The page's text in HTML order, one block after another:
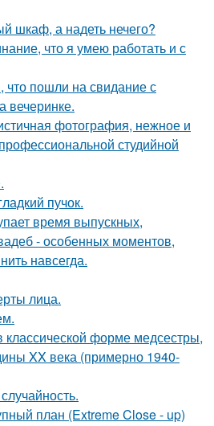
шкаф, а надеть нечего?
что я умею работать и с
что пошли на свидание с
вечеринке.
фотография, нежное и
студийной
пучок.
время выпускных,
- особенных моментов,
навсегда.
лица.
форме медсестры,
XX века (примерно 1940-
план (Extreme Close - up)